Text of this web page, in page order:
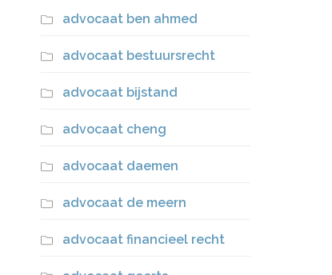
advocaat ben ahmed
advocaat bestuursrecht
advocaat bijstand
advocaat cheng
advocaat daemen
advocaat de meern
advocaat financieel recht